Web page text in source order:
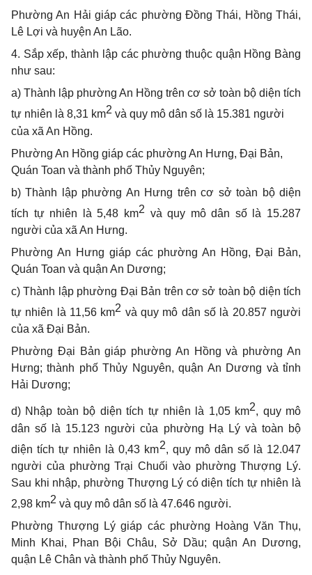
Phường An Hải giáp các phường Đồng Thái, Hồng Thái,
Lê Lợi và huyện An Lão.
4. Sắp xếp, thành lập các phường thuộc quận Hồng Bàng
như sau:
a) Thành lập phường An Hồng trên cơ sở toàn bộ diện tích
tự nhiên là 8,31 km2 và quy mô dân số là 15.381 người
của xã An Hồng.
Phường An Hồng giáp các phường An Hưng, Đại Bản,
Quán Toan và thành phố Thủy Nguyên;
b) Thành lập phường An Hưng trên cơ sở toàn bộ diện
tích tự nhiên là5,48 km2 và quy mô dân số là 15.287
người của xã An Hưng.
Phường An Hưng giáp các phường An Hồng, Đại Bản,
Quán Toan và quận An Dương;
c) Thành lập phường Đại Bản trên cơ sở toàn bộ diện tích
tự nhiên là 11,56 km2 và quy mô dân số là 20.857 người
của xã Đại Bản.
Phường Đại Bản giáp phường An Hồng và phường An
Hưng; thành phố Thủy Nguyên, quận An Dương và tỉnh
Hải Dương;
d) Nhập toàn bộ diện tích tự nhiên là 1,05 km2, quy mô
dân số là 15.123 người của phường Hạ Lý và toàn bộ
diện tích tự nhiên là 0,43 km2, quy mô dân số là 12.047
người của phường Trại Chuối vào phường Thượng Lý.
Sau khi nhập, phường Thượng Lý có diện tích tự nhiên là
2,98 km2 và quy mô dân số là 47.646 người.
Phường Thượng Lý giáp các phường Hoàng Văn Thụ,
Minh Khai, Phan Bội Châu, Sở Dầu; quận An Dương,
quận Lê Chân và thành phố Thủy Nguyên.